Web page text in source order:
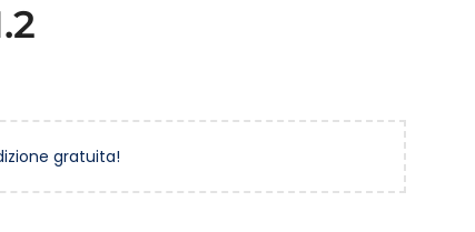
gratuita!